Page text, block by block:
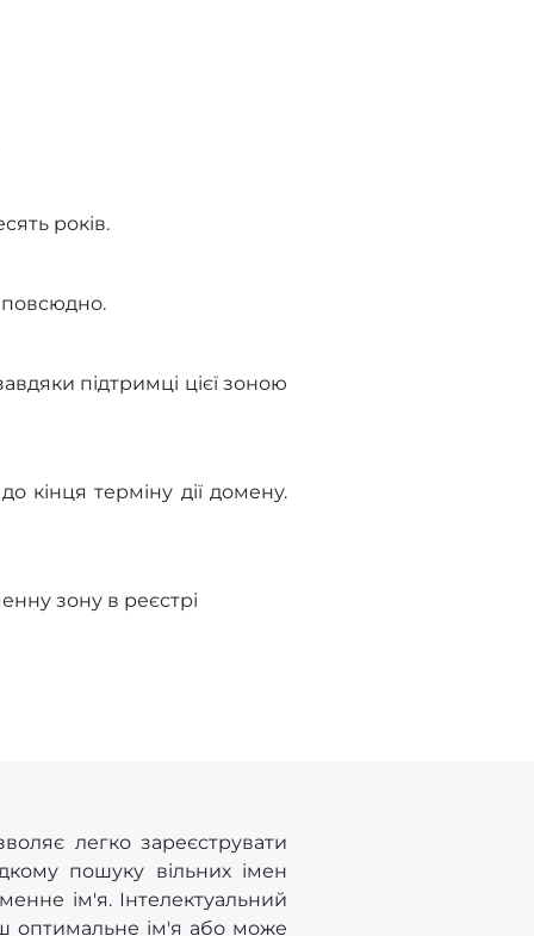
років.
повсюдно.
підтримці цієї зоною
кінця терміну дії домену.
зону в реєстрі
легко зареєструвати
пошуку вільних імен
ім'я. Інтелектуальний
оптимальне ім'я або може